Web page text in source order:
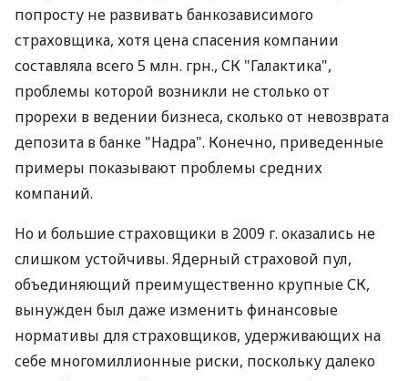
попросту не развивать банкозависимого
страховщика, хотя цена спасения компании
составляла всего 5 млн. грн., СК "Галактика",
проблемы которой возникли не столько от
прорехи в ведении бизнеса, сколько от невозврата
депозита в банке "Надра". Конечно, приведенные
примеры показывают проблемы средних
компаний.
Но и большие страховщики в 2009 г. оказались не
слишком устойчивы. Ядерный страховой пул,
объединяющий преимущественно крупные СК,
вынужден был даже изменить финансовые
нормативы для страховщиков, удерживающих на
себе многомиллионные риски, поскольку далеко